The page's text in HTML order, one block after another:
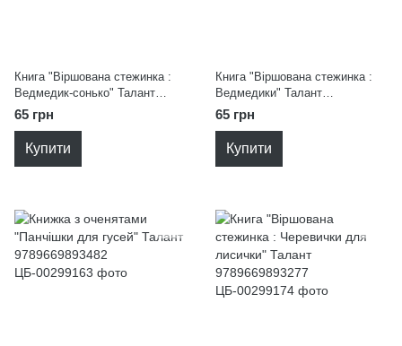
Книга "Віршована стежинка :
Ведмедик-сонько" Талант
9789669893239
65 грн
Купити
Книга "Віршована стежинка :
Ведмедики" Талант
9789669893086
65 грн
Купити